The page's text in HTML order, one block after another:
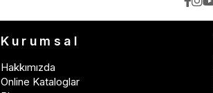
Kurumsal
Hakkımızda
Online Kataloglar